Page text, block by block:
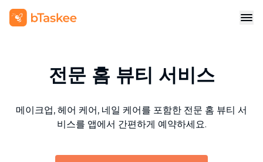
전문 홈 뷰티 서비스
메이크업, 헤어 케어, 네일 케어를 포함한 전문 홈 뷰티 서
비스를 앱에서 간편하게 예약하세요.